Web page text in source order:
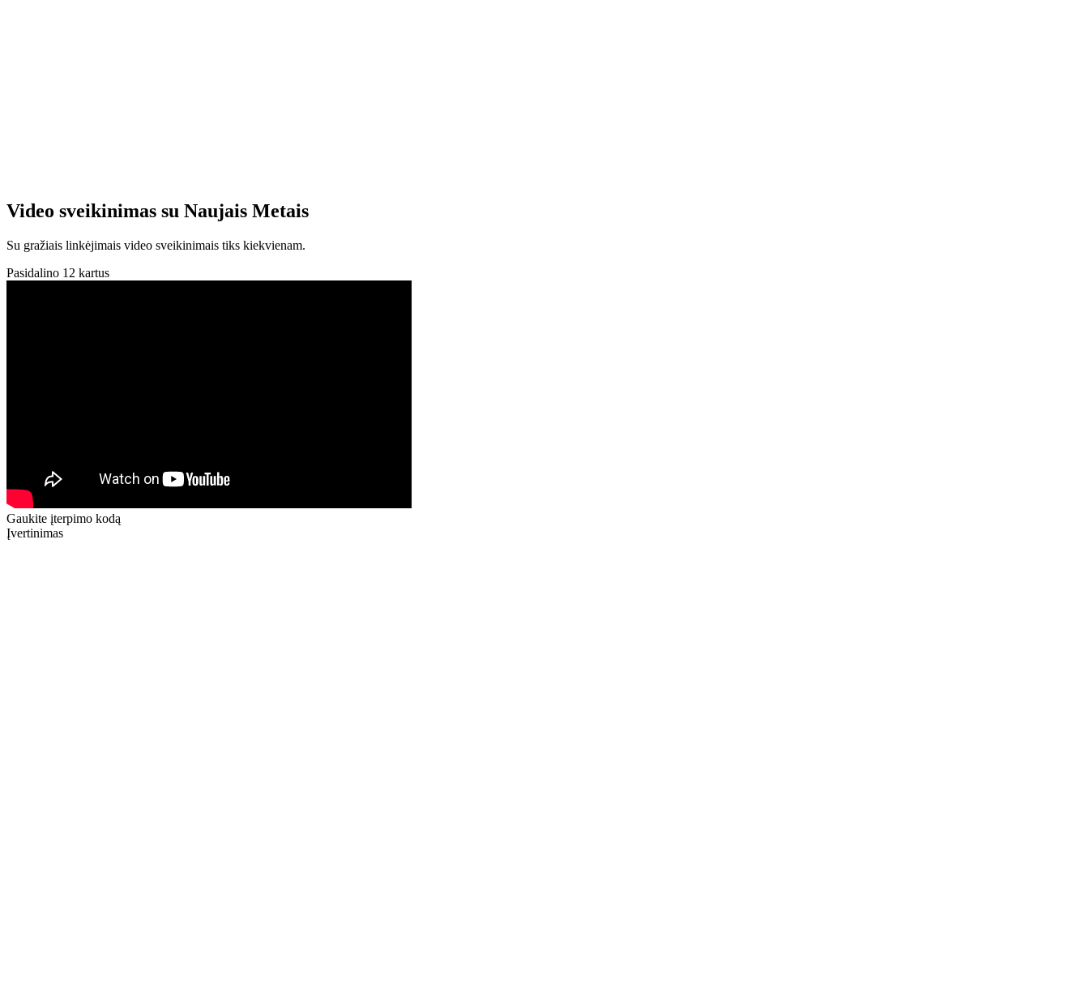
Video sveikinimas su Naujais Metais
Su gražiais linkėjimais video sveikinimais tiks kiekvienam.
Pasidalino 12 kartus
Gaukite įterpimo kodą
Įvertinimas